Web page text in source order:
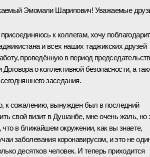
Эмомали Шарипович! Уважаемые
к коллегам, хочу
и всех наших таджикских друзей
проведённую в период
Договора о коллективной безопасности, а
заседания.
к сожалению, вынужден был в последний
свой визит в Душанбе, мне очень жаль, но
что в ближайшем окружении, как вы знаете,
заболевания коронавирусом, и это не
десятков человек. И теперь приходится